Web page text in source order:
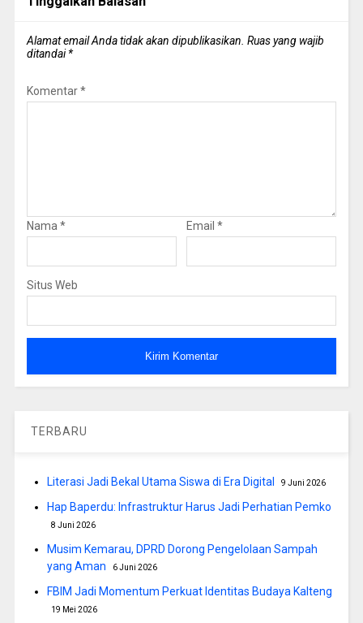
Alamat email Anda tidak akan dipublikasikan. Ruas yang wajib
ditandai*
Komentar*
Nama* Email *
Situs Web
TERBARU
Literasi Jadi Bekal Utama Siswa di Era Digital 9 Juni 2026
Hap Baperdu: Infrastruktur Harus Jadi Perhatian Pemko
8 Juni 2026
Musim Kemarau, DPRD Dorong Pengelolaan Sampah
yang Aman
6 Juni 2026
FBIM Jadi Momentum Perkuat Identitas Budaya Kalteng
19 Mei 2026